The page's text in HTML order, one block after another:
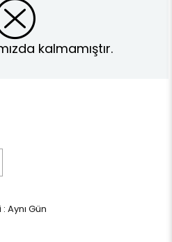
kalmamıştır.
: Aynı Gün